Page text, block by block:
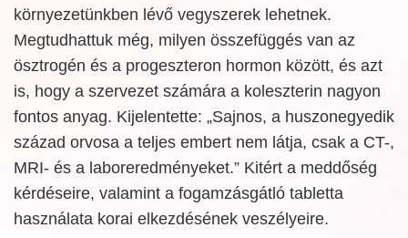
környezetünkben lévő vegyszerek lehetnek.
Megtudhattuk még, milyen összefüggés van az
ösztrogén és a progeszteron hormon között, és azt
is, hogy a szervezet számára a koleszterin nagyon
fontos anyag. Kijelentette: „Sajnos, a huszonegyedik
század orvosa a teljes embert nem látja, csak a CT-,
MRI- és a laboreredményeket.” Kitért a meddőség
kérdéseire, valamint a fogamzásgátló tabletta
használata korai elkezdésének veszélyeire.